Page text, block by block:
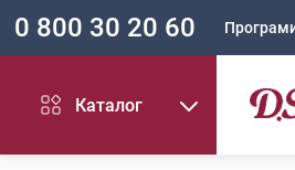
0 800 30 20 60
Каталог